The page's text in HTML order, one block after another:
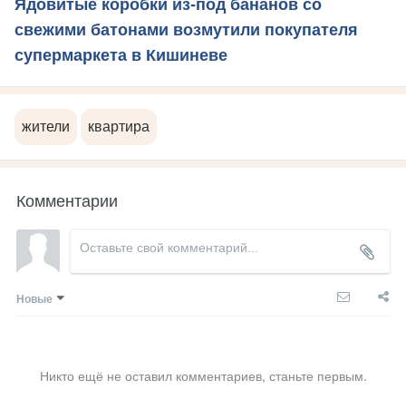
Ядовитые коробки из-под бананов со
свежими батонами возмутили покупателя
супермаркета в Кишиневе
жители квартира
Комментарии
Новые
Никто ещё не оставил комментариев, станьте первым.